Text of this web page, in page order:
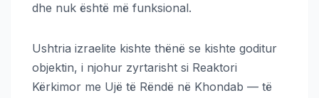
dhe nuk është më funksional.
Ushtria izraelite kishte thënë se kishte goditur
objektin, i njohur zyrtarisht si Reaktori
Kërkimor me Ujë të Rëndë në Khondab — të